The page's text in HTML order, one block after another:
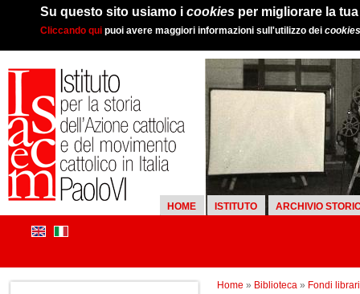
Su questo sito usiamo i cookies per migliorare la
Cliccando qui puoi avere maggiori informazioni sull'utilizzo dei cookies
HOME ISTITUTO ARCHIVIO
Home » Biblioteca» Fondi librari